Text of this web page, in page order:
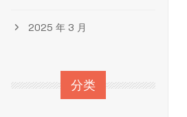
2025 年 3 月
分类